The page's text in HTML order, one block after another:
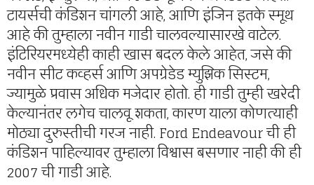
टायर्सची कंडिशन चांगली आहे, आणि इंजिन इतके स्मूथ
आहे की तुम्हाला नवीन गाडी चालवल्यासारखे वाटेल.
इंटिरियरमध्येही काही खास बदल केले आहेत, जसे की
नवीन सीट कव्हर्स आणि अपग्रेडेड म्युझिक सिस्टम,
ज्यामुळे प्रवास अधिक मजेदार होतो. ही गाडी तुम्ही खरेदी
केल्यानंतर लगेच चालवू शकता, कारण याला कोणत्याही
मोठ्या दुरुस्तीची गरज नाही. Ford Endeavour ची ही
कंडिशन पाहिल्यावर तुम्हाला विश्वास बसणार नाही की ही
2007 ची गाडी आहे.